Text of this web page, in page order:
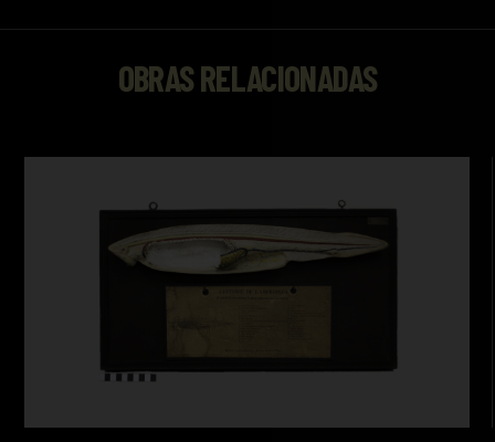
OBRAS RELACIONADAS